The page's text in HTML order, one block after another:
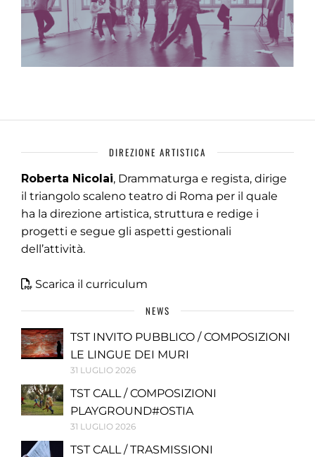
DIREZIONE ARTISTICA
Roberta Nicolai, Drammaturga e regista, dirige
il triangolo scaleno teatro di Roma per il quale
ha la direzione artistica, struttura e redige i
progetti e segue gli aspetti gestionali
dell’attività.
Scarica il curriculum
NEWS
TST INVITO PUBBLICO / COMPOSIZIONI
LE LINGUE DEI MURI
31 LUGLIO 2026
TST CALL / COMPOSIZIONI
PLAYGROUND#OSTIA
31 LUGLIO 2026
TST CALL / TRASMISSIONI